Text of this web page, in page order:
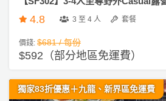
色
蛋
糕
花
束
會
慶
生
日
會
需
知
軟
4.8 3 至 4 人 套餐
價錢: $681 / 每份
$592（部分地區免運費）
獨家83折優惠＋九龍、新界區免運費